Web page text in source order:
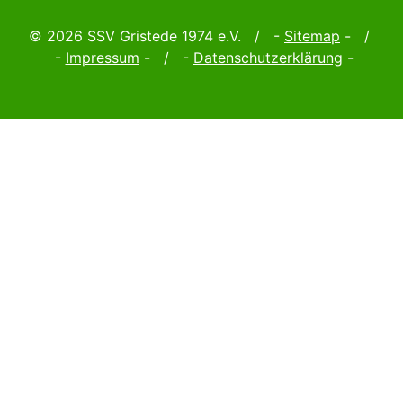
© 2026 SSV Gristede 1974 e.V. / - Sitemap - /
- Impressum - / - Datenschutzerklärung -